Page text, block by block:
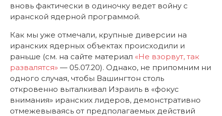
вновь фактически в одиночку ведет войну с
иранской ядерной программой.
Как мы уже отмечали, крупные диверсии на
иранских ядерных объектах происходили и
раньше (см. на сайте материал «Не взорвут, так
развалятся» — 05.07.20). Однако, не припомним ни
одного случая, чтобы Вашингтон столь
откровенно выталкивал Израиль в «фокус
внимания» иранских лидеров, демонстративно
отмежевываясь от предполагаемых действий